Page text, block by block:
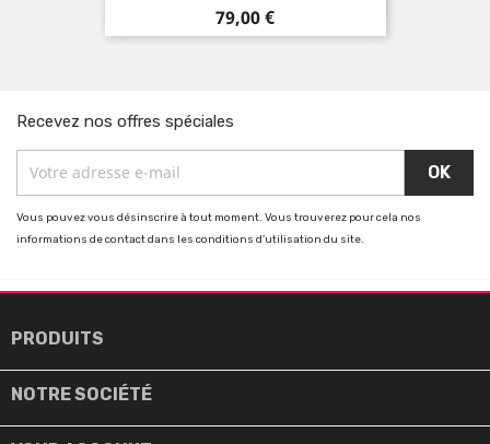
Prix
79,00 €
Recevez nos offres spéciales
Vous pouvez vous désinscrire à tout moment. Vous trouverez pour cela nos
informations de contact dans les conditions d'utilisation du site.
PRODUITS
NOTRE SOCIÉTÉ